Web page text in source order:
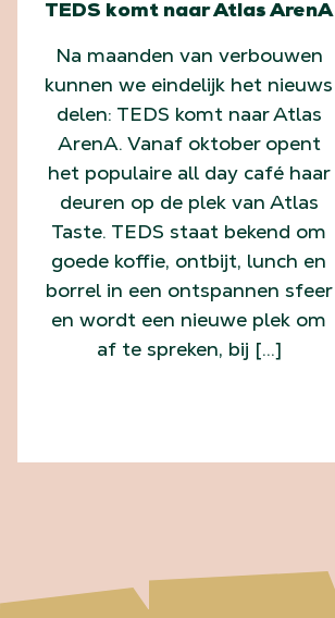
TEDS komt naar Atlas ArenA
Na maanden van verbouwen
kunnen we eindelijk het nieuws
delen: TEDS komt naar Atlas
ArenA. Vanaf oktober opent
het populaire all day café haar
deuren op de plek van Atlas
Taste. TEDS staat bekend om
goede koffie, ontbijt, lunch en
borrel in een ontspannen sfeer
en wordt een nieuwe plek om
af te spreken, bij […]